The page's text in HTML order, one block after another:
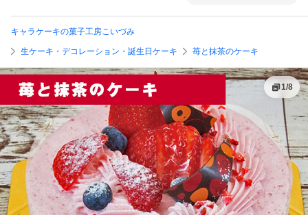
キャラケーキの菓子工房こいづみ
生ケーキ・デコレーション・誕生日ケーキ 苺と抹茶のケーキ
1/8